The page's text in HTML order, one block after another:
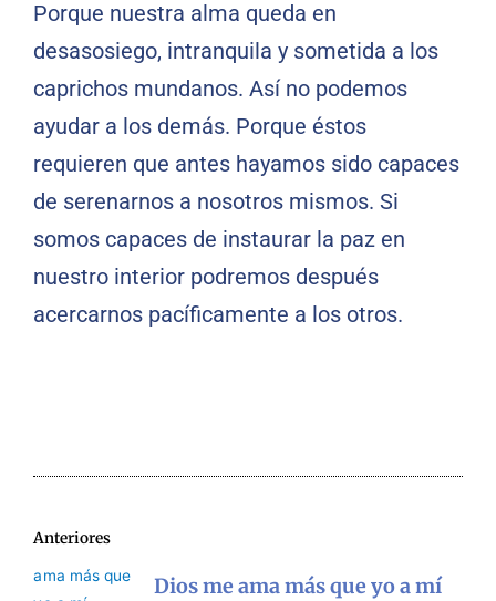
Porque nuestra alma queda en
desasosiego, intranquila y sometida a los
caprichos mundanos. Así no podemos
ayudar a los demás. Porque éstos
requieren que antes hayamos sido capaces
de serenarnos a nosotros mismos. Si
somos capaces de instaurar la paz en
nuestro interior podremos después
acercarnos pacíficamente a los otros.
Anteriores
Dios me ama más que yo a mí